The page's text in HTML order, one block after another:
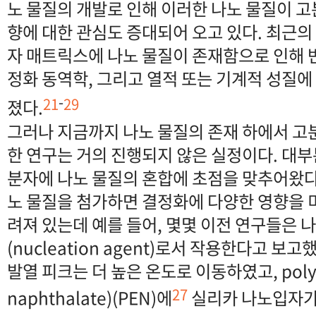
노 물질의 개발로 인해 이러한 나노 물질이
향에 대한 관심도 증대되어 오고 있다. 최근
자 매트릭스에 나노 물질이 존재함으로 인해
정화 동역학, 그리고 열적 또는 기계적 성질
졌다.21-29
그러나 지금까지 나노 물질의 존재 하에서
한 연구는 거의 진행되지 않은 실정이다. 대
분자에 나노 물질의 혼합에 초점을 맞추어왔
노 물질을 첨가하면 결정화에 다양한 영향을
려져 있는데 예를 들어, 몇몇 이전 연구들은
(nucleation agent)로서 작용한다고 보고
발열 피크는 더 높은 온도로 이동하였고,
naphthalate)(PEN)에27실리카 나노입자